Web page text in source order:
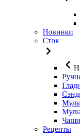
Новинки
Сток
Чаши
Рецепты